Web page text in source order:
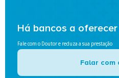
Há bancos a
Fale com o Doutor e reduza a sua prestação
Falar com